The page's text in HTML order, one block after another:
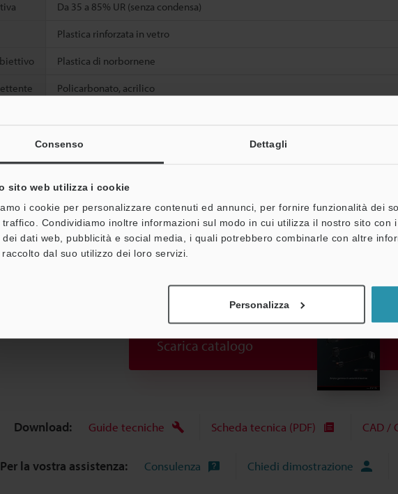
Consenso Dettagli
sito web utilizza i cookie
i cookie per personalizzare contenuti ed annunci, per fornire funzionalità dei
traffico. Condividiamo inoltre informazioni sul modo in cui utilizza il nostro sito con
dei dati web, pubblicità e social media, i quali potrebbero combinarle con altre
raccolto dal suo utilizzo dei loro servizi.
Personalizza
Da 35 a 85% UR (senza condensa)
Plastica rinforzata in vetro
Plastica di norbornene
Policarbonato, acrilico
Scarica catalogo
Download: Guide tecniche Scheda tecnica (PDF) CAD /
Per la vostra assistenza: Consulenza Chiedi dimostrazione